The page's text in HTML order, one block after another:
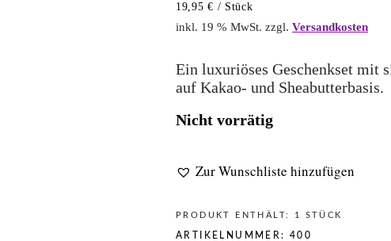
19,95€ / Stück
inkl. 19 % MwSt. zzgl. Versandkosten
Ein luxuriöses Geschenkset mit
auf Kakao- und Sheabutterbasis.
Nicht vorrätig
Zur Wunschliste hinzufügen
PRODUKT ENTHÄLT: 1 STÜCK
ARTIKELNUMMER: 400